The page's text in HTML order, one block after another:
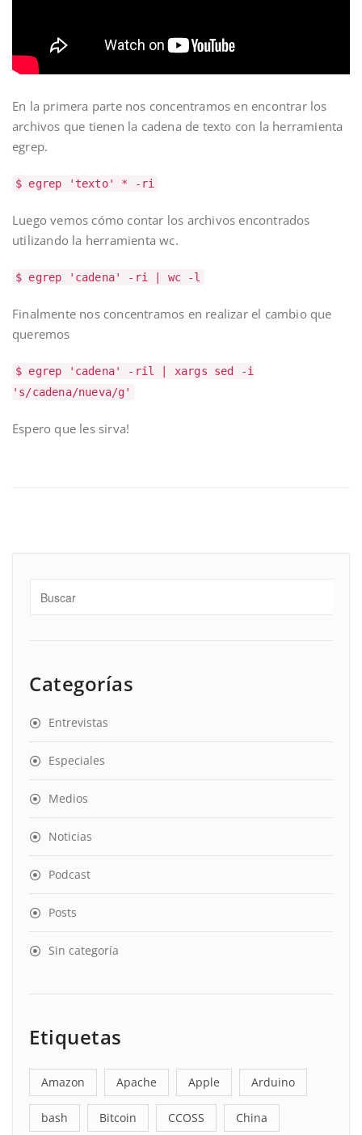
En la primera parte nos concentramos en encontrar los
archivos que tienen la cadena de texto con la herramienta
egrep.
$ egrep 'texto' * -ri
Luego vemos cómo contar los archivos encontrados
utilizando la herramienta wc.
$ egrep 'cadena' -ri | wc -l
Finalmente nos concentramos en realizar el cambio que
queremos
$ egrep 'cadena' -ril | xargs sed -i
's/cadena/nueva/g'
Espero que les sirva!
Categorías
Entrevistas
Especiales
Medios
Noticias
Podcast
Posts
Sin categoría
Etiquetas
Amazon Apache Apple Arduino
bash Bitcoin CCOSS China